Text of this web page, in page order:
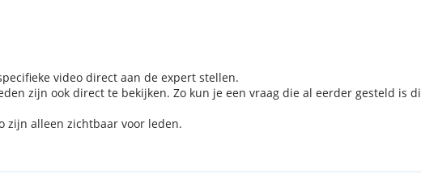
video direct aan de expert stellen.
zijn ook direct te bekijken. Zo kun je een vraag die al eerder gesteld is
zijn alleen zichtbaar voor leden.